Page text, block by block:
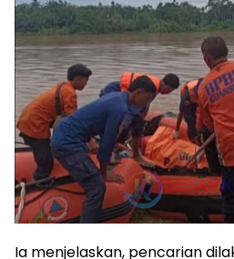
Ia menjelaskan, pencarian